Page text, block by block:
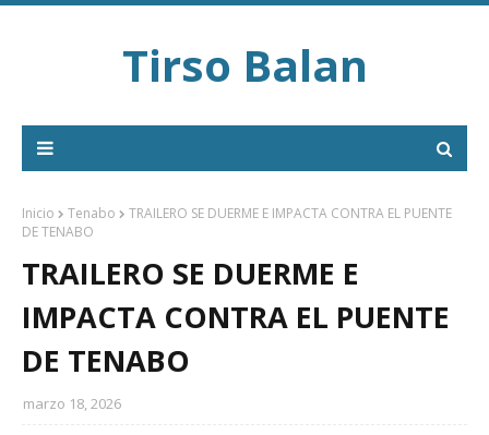
Tirso Balan
Inicio Tenabo
TRAILERO SE DUERME E IMPACTA CONTRA EL PUENTE
DE TENABO
TRAILERO SE DUERME E
IMPACTA CONTRA EL PUENTE
DE TENABO
marzo 18, 2026